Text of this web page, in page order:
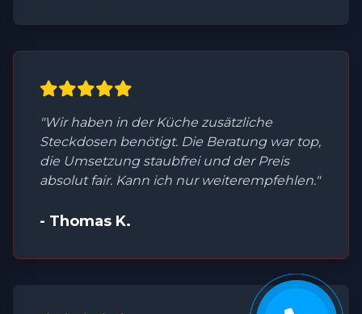
"Wir haben in der Küche zusätzliche
Steckdosen benötigt. Die Beratung war top,
die Umsetzung staubfrei und der Preis
absolut fair. Kann ich nur weiterempfehlen."
- Thomas K.